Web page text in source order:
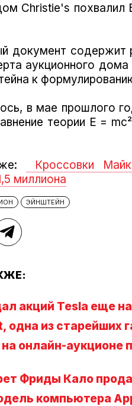
Christie's похвалил
документ содержит
аукционного
к
в мае прошлого
теории E =
Кроссовки
миллиона
ЭЙНШТЕЙН
акций Tesla еще
одна из старейших
онлайн-аукционе
Фриды Кало
компьютера